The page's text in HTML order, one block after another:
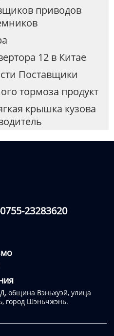
приводов
12 в Китае
Поставщики
тормоза продукт
крышка кузова
23283620
община Вэньхуэй, улица
город Шэньчжэнь.